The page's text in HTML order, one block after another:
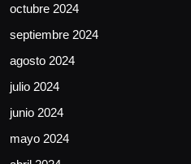
octubre 2024
septiembre 2024
agosto 2024
julio 2024
junio 2024
mayo 2024